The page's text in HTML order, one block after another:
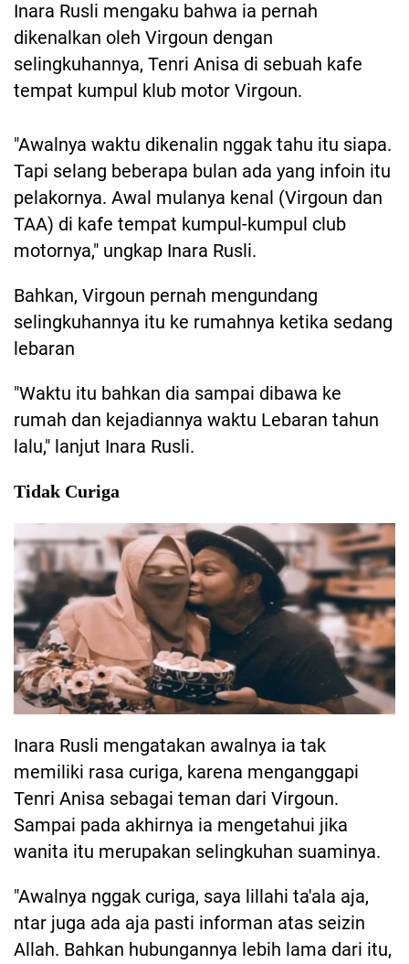
Inara Rusli mengaku bahwa ia pernah
dikenalkan oleh Virgoun dengan
selingkuhannya, Tenri Anisa di sebuah kafe
tempat kumpul klub motor Virgoun.
"Awalnya waktu dikenalin nggak tahu itu siapa.
Tapi selang beberapa bulan ada yang infoin itu
pelakornya. Awal mulanya kenal (Virgoun dan
TAA) di kafe tempat kumpul-kumpul club
motornya," ungkap Inara Rusli.
Bahkan, Virgoun pernah mengundang
selingkuhannya itu ke rumahnya ketika sedang
lebaran
"Waktu itu bahkan dia sampai dibawa ke
rumah dan kejadiannya waktu Lebaran tahun
lalu," lanjut Inara Rusli.
Tidak Curiga
Inara Rusli mengatakan awalnya ia tak
memiliki rasa curiga, karena menganggapi
Tenri Anisa sebagai teman dari Virgoun.
Sampai pada akhirnya ia mengetahui jika
wanita itu merupakan selingkuhan suaminya.
"Awalnya nggak curiga, saya lillahi ta'ala aja,
ntar juga ada aja pasti informan atas seizin
Allah. Bahkan hubungannya lebih lama dari itu,